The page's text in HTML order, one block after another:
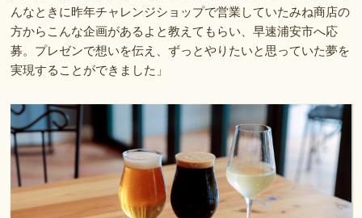
んなときに昨年チャレンジショップで営業していたみね商店の
方からこんな企画があるよと教えてもらい、早速浦安市へ応
募。プレゼンで想いを伝え、ずっとやりたいと思っていた夢を
実現することができました」